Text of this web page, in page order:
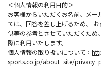
＜個人情報の利用目的＞
お客様からいただくお名前、メ
ては、回答を差し上げるため、
供等の参考とさせていただくた
際に利用いたします。
個人情報の取り扱いについて：
sports.co.jp/about_site/